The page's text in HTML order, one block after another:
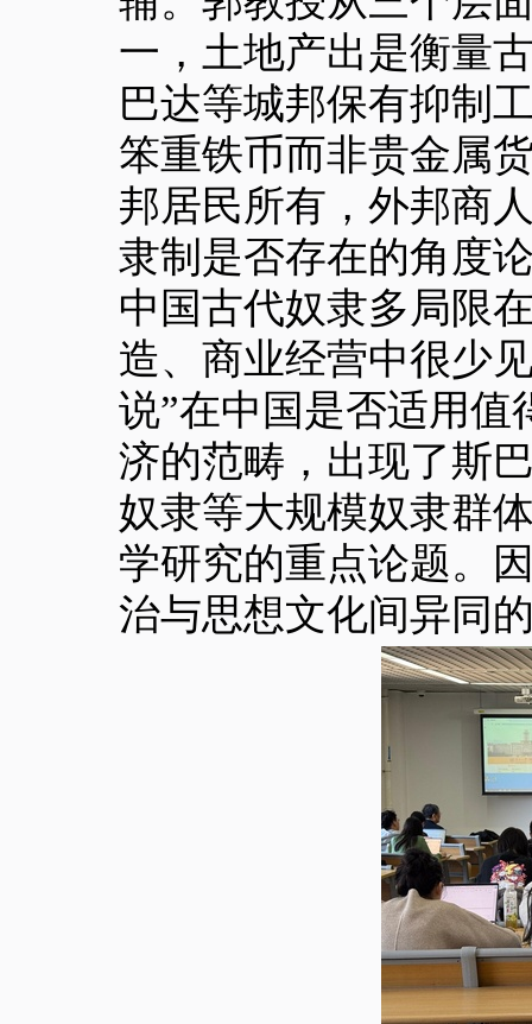
一，土地产出是衡量
巴达等城邦保有抑制
笨重铁币而非贵金属
邦居民所有，外邦商
隶制是否存在的角度
中国古代奴隶多局限
造、商业经营中很少
说”在中国是否适用
济的范畴，出现了斯
奴隶等大规模奴隶群
学研究的重点论题。
治与思想文化间异同